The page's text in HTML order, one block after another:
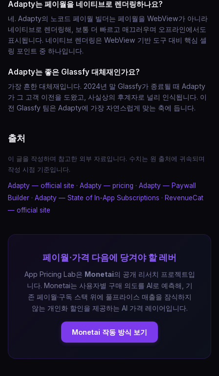
Adapty는 페이월을 네이티브로 렌더링하나요?
네. Adapty의 노코드 페이월 빌더는 페이월을 WebView가 아니라
네이티브로 렌더링해, 보통 더 빠르고 매끄러우며 오프라인에서도
표시됩니다. 네이티브 렌더링은 WebView 기반 도구 대비 핵심 셀
링 포인트 중 하나입니다.
Adapty는 좋은 Glassfy 대체재인가요?
가장 흔한 대체재입니다. 2024년 말 Glassfy가 종료될 때 Adapty
가 그 고객 이전을 도왔고, 사실상의 후계자로 널리 인식됩니다. 이
전 Glassfy 팀은 Adapty에 가장 자연스럽게 맞는 축에 듭니다.
출처
이 글을 작성하며 참고한 외부 자료입니다. 수치는 원 출처에 귀속되며
작성 시점 기준입니다.
Adapty — official site · Adapty — pricing · Adapty — Paywall
Builder · Adapty — State of In-App Subscriptions · RevenueCat
— official site
페이월·가격 다음에 당겨야 할 레버
App Pricing Lab은 Monetai의 공개 리서치 프로젝트입
니다. Monetai는 사용자별 구매 의도를 AI로 예측해, 기
존 페이월·구독 스택 위에 풀프라이스 매출을 잠식하지
않는 개인화 할인을 제공하는 AI 가격 레이어입니다.
Monetai 작동 방식 보기